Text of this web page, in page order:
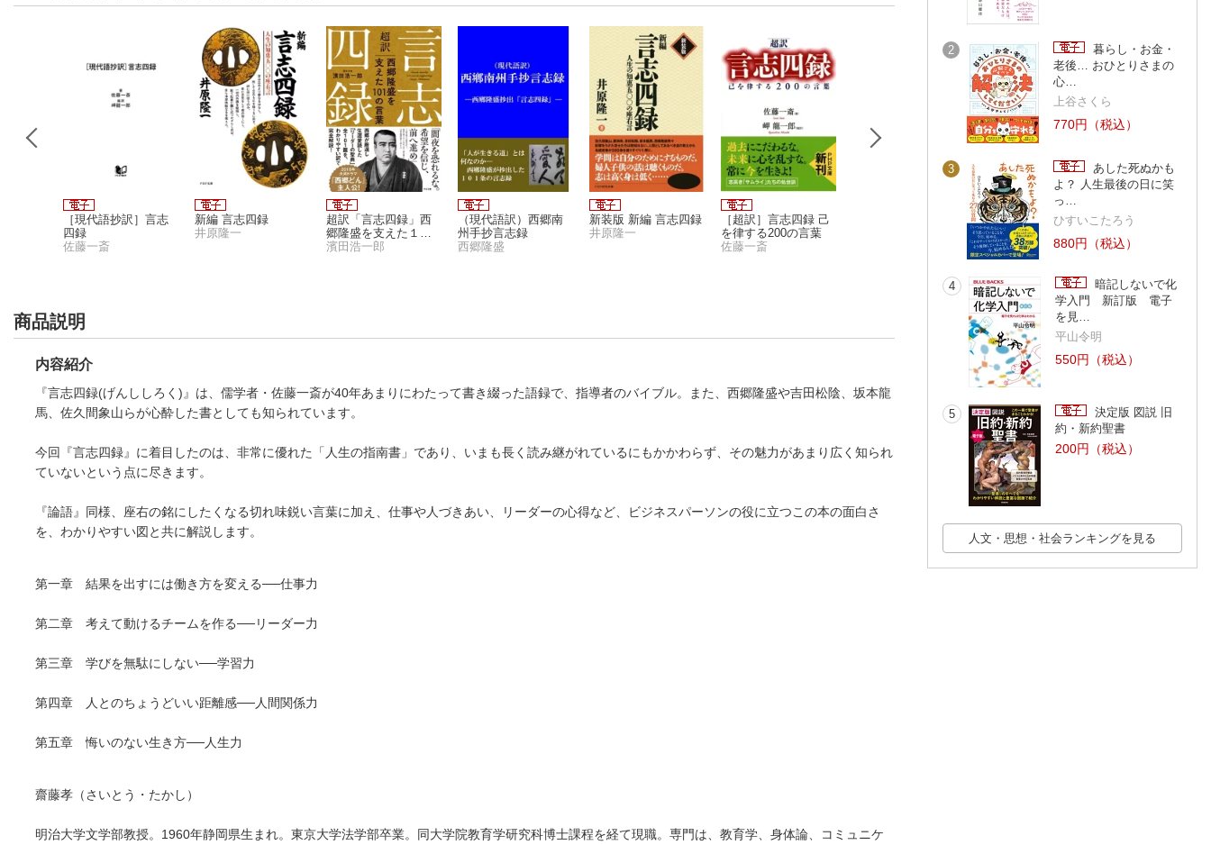
［現代語抄訳］言志
四録
佐藤一斎
新編 言志四録
井原隆一
超訳「言志四録」西
郷隆盛を支えた１０
１の言葉
濱田浩一郎
（現代語訳）西郷南
州手抄言志録
西郷隆盛
新装版 新編 言志四録
井原隆一
［超訳］言志四録 己
を律する200の言葉
佐藤一斎
超訳 言志四録 佐
藤一斎の「自分に火
をつける」言葉
田口佳史
安倍晋三 回顧録
商品説明
内容紹介
『言志四録(げんししろく)』は、儒学者・佐藤一斎が40年あまりにわたって書き綴った語録で、指導者のバイブル。また、西郷隆盛や吉田松陰、坂本龍
馬、佐久間象山らが心酔した書としても知られています。
今回『言志四録』に着目したのは、非常に優れた「人生の指南書」であり、いまも長く読み継がれているにもかかわらず、その魅力があまり広く知られ
ていないという点に尽きます。
『論語』同様、座右の銘にしたくなる切れ味鋭い言葉に加え、仕事や人づきあい、リーダーの心得など、ビジネスパーソンの役に立つこの本の面白さ
を、わかりやすい図と共に解説します。
第一章 結果を出すには働き方を変える──仕事力
第二章 考えて動けるチームを作る──リーダー力
第三章 学びを無駄にしない──学習力
第四章 人とのちょうどいい距離感──人間関係力
第五章 悔いのない生き方──人生力
齋藤孝（さいとう・たかし）
明治大学文学部教授。1960年静岡県生まれ。東京大学法学部卒業。同大学院教育学研究科博士課程を経て現職。専門は、教育学、身体論、コミュニケ
2
暮らし・お金・
老後… おひとりさまの
心…
上谷さくら
770円（税込）
3
あした死ぬかも
よ？ 人生最後の日に笑
っ…
ひすいこたろう
880円（税込）
4
暗記しないで化
学入門 新訂版 電子
を見…
平山令明
550円（税込）
5
決定版 図説 旧
約・新約聖書
200円（税込）
人文・思想・社会ランキングを見る